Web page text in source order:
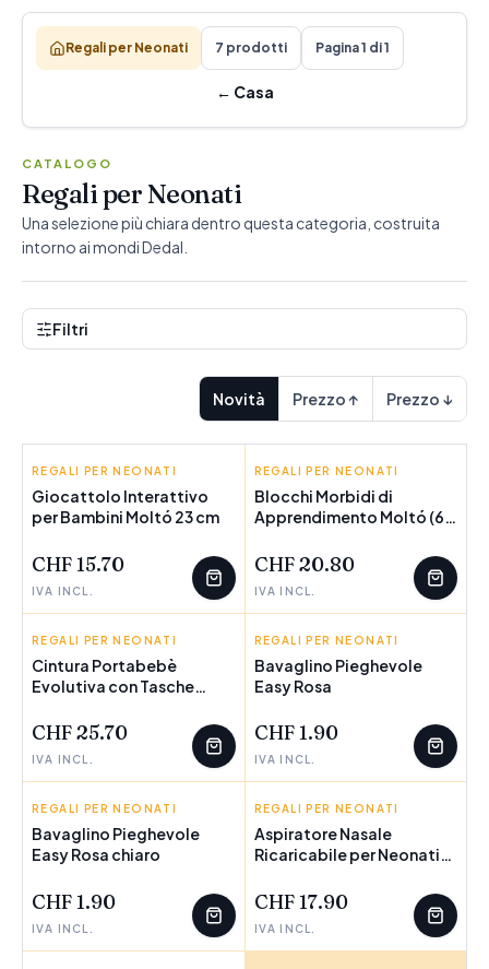
Regali per Neonati 7 prodotti Pagina 1 di 1
← Casa
CATALOGO
Regali per Neonati
Una selezione più chiara dentro questa categoria, costruita
intorno ai mondi Dedal.
Filtri
Novità Prezzo ↑ Prezzo ↓
MOLTÓ
POCHI PEZZI
REGALI PER NEONATI
Giocattolo Interattivo
per Bambini Moltó 23 cm
CHF 15.70
IVA INCL.
MOLTÓ
POCHI PEZZI
REGALI PER NEONATI
Blocchi Morbidi di
Apprendimento Moltó (6
CHF 20.80
IVA INCL.
INNOVAGOODS
POCHI PEZZI
REGALI PER NEONATI
Cintura Portabebè
Evolutiva con Tasche
CHF 25.70
IVA INCL.
BIGBUY KIDS
REGALI PER NEONATI
Bavaglino Pieghevole
Easy Rosa
CHF 1.90
IVA INCL.
BIGBUY KIDS
REGALI PER NEONATI
Bavaglino Pieghevole
Easy Rosa chiaro
CHF 1.90
IVA INCL.
INNOVAGOODS
REGALI PER NEONATI
Aspiratore Nasale
Ricaricabile per Neonati
CHF 17.90
IVA INCL.